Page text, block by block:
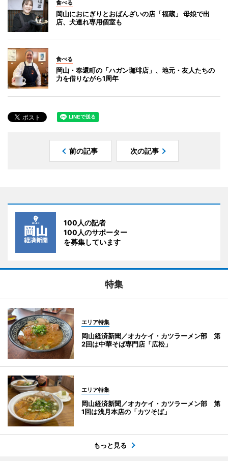
食べる
岡山におにぎりとおばんざいの店「福蔵」 母娘で出
店、犬連れ専用個室も
食べる
岡山・奉還町の「ハガン珈琲店」、地元・友人たちの
力を借りながら1周年
前の記事 次の記事
100人の記者
100人のサポーター
を募集しています
特集
エリア特集
岡山経済新聞／オカケイ・カツラーメン部 第
2回は中華そば専門店「広松」
エリア特集
岡山経済新聞／オカケイ・カツラーメン部 第
1回は浅月本店の「カツそば」
もっと見る